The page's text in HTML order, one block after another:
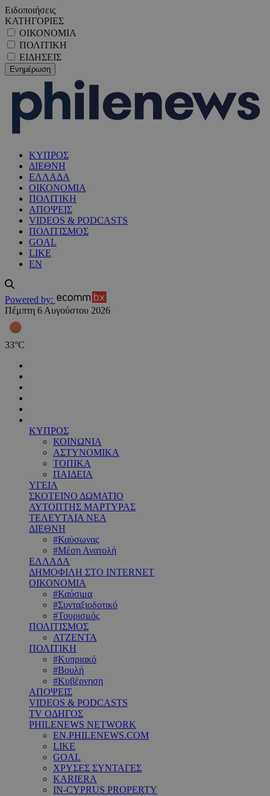
Ειδοποιήσεις
ΚΑΤΗΓΟΡΙΕΣ
ΟΙΚΟΝΟΜΙΑ
ΠΟΛΙΤΙΚΗ
ΕΙΔΗΣΕΙΣ
ΚΥΠΡΟΣ
ΔΙΕΘΝΗ
ΕΛΛΑΔΑ
ΟΙΚΟΝΟΜΙΑ
ΠΟΛΙΤΙΚΗ
ΑΠΟΨΕΙΣ
VIDEOS & PODCASTS
ΠΟΛΙΤΙΣΜΟΣ
GOAL
LIKE
EN
Powered by:
Πέμπτη 6 Αυγούστου 2026
33°C
ΚΥΠΡΟΣ
ΚΟΙΝΩΝΙΑ
ΑΣΤΥΝΟΜΙΚΑ
ΤΟΠΙΚΑ
ΠΑΙΔΕΙΑ
ΥΓΕΙΑ
ΣΚΟΤΕΙΝΟ ΔΩΜΑΤΙΟ
ΑΥΤΟΠΤΗΣ ΜΑΡΤΥΡΑΣ
ΤΕΛΕΥΤΑΙΑ ΝΕΑ
ΔΙΕΘΝΗ
#Καύσωνας
#Μέση Ανατολή
ΕΛΛΑΔΑ
ΔΗΜΟΦΙΛΗ ΣΤΟ INTERNET
ΟΙΚΟΝΟΜΙΑ
#Καύσιμα
#Συνταξιοδοτικό
#Τουρισμός
ΠΟΛΙΤΙΣΜΟΣ
ΑΤΖΕΝΤΑ
ΠΟΛΙΤΙΚΗ
#Κυπριακό
#Βουλή
#Κυβέρνηση
ΑΠΟΨΕΙΣ
VIDEOS & PODCASTS
TV ΟΔΗΓΟΣ
PHILENEWS NETWORK
EN.PHILENEWS.COM
LIKE
GOAL
ΧΡΥΣΕΣ ΣΥΝΤΑΓΕΣ
KARIERA
IN-CYPRUS PROPERTY